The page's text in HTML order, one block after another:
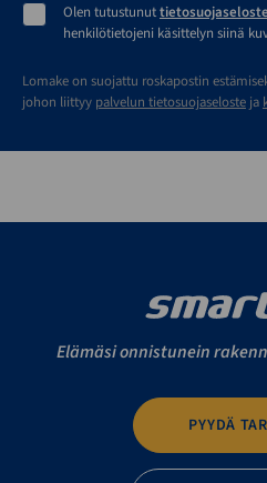
Olen tutustunut
henkilötietojeni käsittelyn siinä
Lomake on suojattu roskapostin
johon liittyy palvelun tietosuojaseloste ja
Elämäsi onnistunein
PYYDÄ